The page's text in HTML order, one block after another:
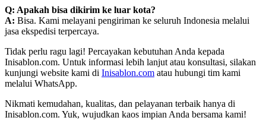
Q: Apakah bisa dikirim ke luar kota?
A: Bisa. Kami melayani pengiriman ke seluruh Indonesia melalui
jasa ekspedisi terpercaya.
Tidak perlu ragu lagi! Percayakan kebutuhan Anda kepada
Inisablon.com. Untuk informasi lebih lanjut atau konsultasi, silakan
kunjungi website kami di Inisablon.com atau hubungi tim kami
melalui WhatsApp.
Nikmati kemudahan, kualitas, dan pelayanan terbaik hanya di
Inisablon.com. Yuk, wujudkan kaos impian Anda bersama kami!